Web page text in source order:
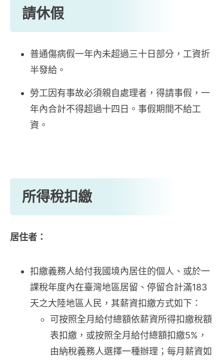
請休假
普通傷病假一年內未超過三十日部分，工資折
半發給。
勞工因有事故必須親自處理者，得請事假，一
年內合計不得超過十四日。事假期間不給工
資。
所得稅扣繳
居住者：
扣繳義務人給付我國境內居住的個人、或於一
課稅年度內在臺灣地區居留、停留合計滿183
天之大陸地區人民，其薪資扣繳方式如下：
可按照全月給付總額依薪資所得扣繳稅額
表扣繳，或按照全月給付總額扣繳5%，
由納稅義務人選擇一種辦理；每月薪資如